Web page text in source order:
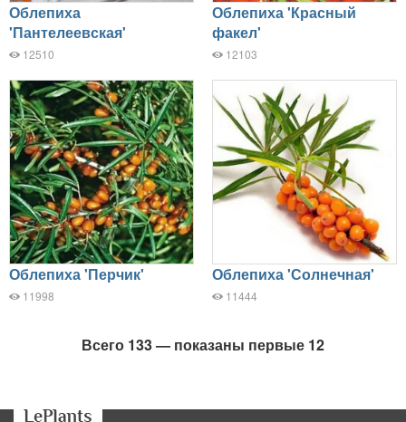
Облепиха
'Пантелеевская'
12510
Облепиха 'Красный
факел'
12103
Облепиха 'Перчик'
11998
Облепиха 'Солнечная'
11444
Всего 133 — показаны первые 12